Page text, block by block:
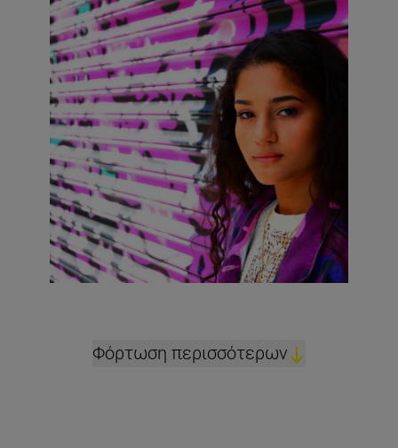
Φόρτωση περισσότερων